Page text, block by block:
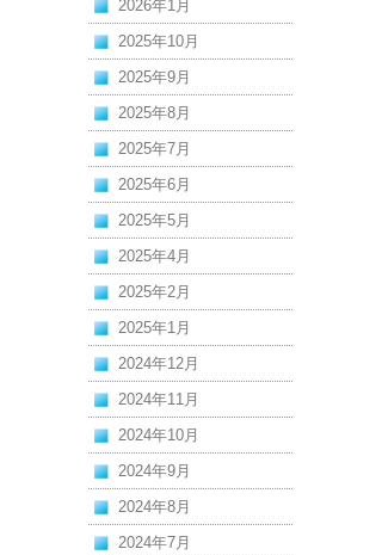
2026年1月
2025年10月
2025年9月
2025年8月
2025年7月
2025年6月
2025年5月
2025年4月
2025年2月
2025年1月
2024年12月
2024年11月
2024年10月
2024年9月
2024年8月
2024年7月